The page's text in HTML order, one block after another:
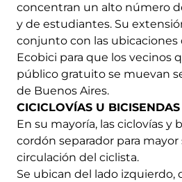
concentran un alto número
y de estudiantes. Su
conjunto con las ubicaciones
Ecobici para que los vecinos
público gratuito se muevan
de Buenos Aires.
CICICLOVÍAS U
En su mayoría, las ciclovías y
cordón separador para
circulación del ciclista.
Se ubican del lado izquierdo,